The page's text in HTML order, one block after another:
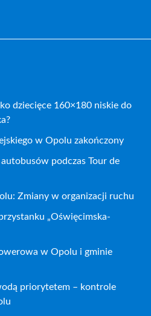
dziecięce 160×180 niskie do
w Opolu zakończony
podczas Tour de
Zmiany w organizacji ruchu
„Oświęcimska-
w Opolu i gminie
priorytetem – kontrole